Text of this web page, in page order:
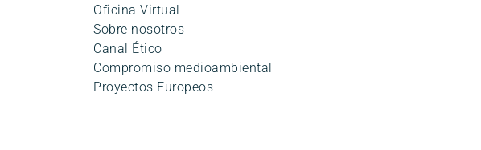
Oficina Virtual
Sobre nosotros
Canal Ético
Compromiso medioambiental
Proyectos Europeos